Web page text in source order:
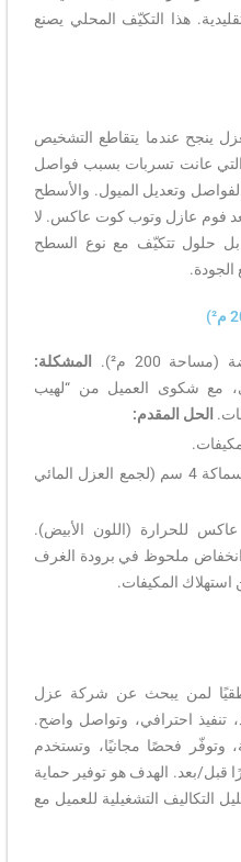
هذا التكيّف المحلي يصنع
ينجح عندما يتقاطع التشخيص
التي عانت تسربات بسبب فواصل
وتعديل الميول. والأسطح
بعد فوم عازل وتوب كوت عاكس. لا
حلول تتكيّف مع نوع السطح
الجودة.
200 م²).
المشكلة:
مع شكوى العميل من “لهيب
الحل المقدم:
تنفيذ عزل “فوم بولي يوريثان” سماكة 4 سم (لجمع العزل المائي
للحرارة (اللون الأبيض).
وانخفاض ملحوظ في برودة الغرف
لمن يبحث عن شركة عزل
تنفيذ احترافي، وتواصل واضح.
وتوفّر فحصًا مجانيًا، وتستخدم
قبل/بعد. الهدف هو توفير حماية
التكاليف التشغيلية للعميل مع